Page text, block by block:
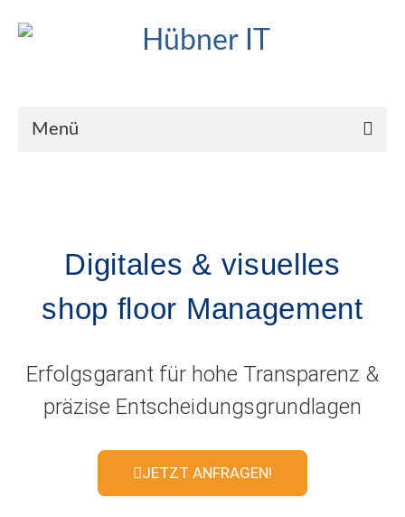
Menü
Digitales & visuelles
shop floor Management
Erfolgsgarant für hohe Transparenz &
präzise Entscheidungsgrundlagen
JETZT ANFRAGEN!